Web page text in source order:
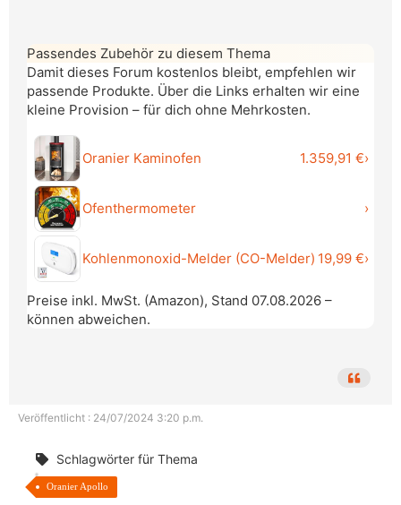
Passendes Zubehör zu diesem Thema
Damit dieses Forum kostenlos bleibt, empfehlen wir
passende Produkte. Über die Links erhalten wir eine
kleine Provision – für dich ohne Mehrkosten.
Oranier Kaminofen 1.359,91 €›
Ofenthermometer ›
Kohlenmonoxid-Melder (CO-Melder) 19,99 €›
Preise inkl. MwSt. (Amazon), Stand 07.08.2026 –
können abweichen.
Veröffentlicht : 24/07/2024 3:20 p.m.
Schlagwörter für Thema
Oranier Apollo